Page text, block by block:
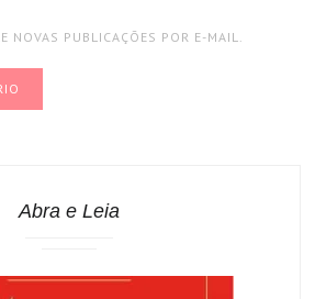
NOVAS PUBLICAÇÕES POR E-MAIL.
Abra e Leia